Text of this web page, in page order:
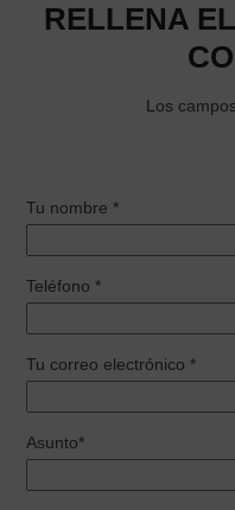
RELLENA
Los
Tu nombre *
Teléfono *
Tu correo electrónico *
Asunto*